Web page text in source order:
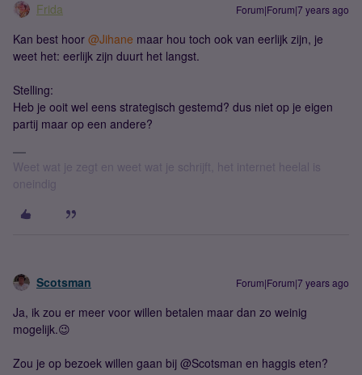
Frida Forum|Forum|7 years ago
Kan best hoor @Jihane maar hou toch ook van eerlijk zijn, je
weet het: eerlijk zijn duurt het langst.
Stelling:
Heb je ooit wel eens strategisch gestemd? dus niet op je eigen
partij maar op een andere?
Weet wat je zegt en weet wat je schrijft, het internet heelal is
oneindig
Scotsman Forum|Forum|7 years ago
Ja, ik zou er meer voor willen betalen maar dan zo weinig
mogelijk.😉
Zou je op bezoek willen gaan bij @Scotsman en haggis eten?